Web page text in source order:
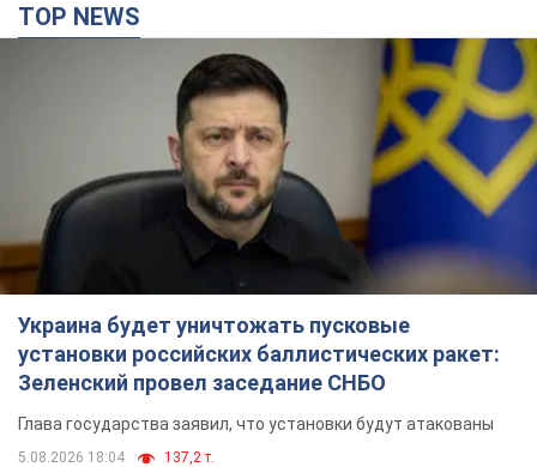
TOP NEWS
Украина будет уничтожать пусковые
установки российских баллистических ракет:
Зеленский провел заседание СНБО
Глава государства заявил, что установки будут атакованы
5.08.2026 18:04 137,2 т.